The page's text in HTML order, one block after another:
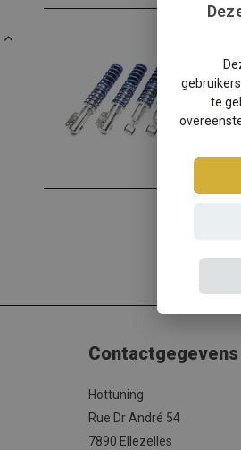
Contactgegevens
Hottuning
Rue Dr André 54
7890 Ellezelles
te